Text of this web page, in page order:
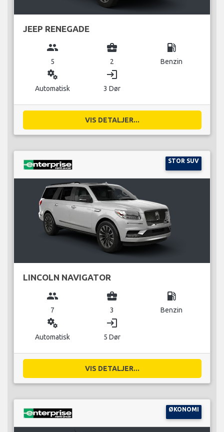
JEEP RENEGADE
group
5
business_center
2
local_gas_station
Benzin
miscellaneous_services
Automatisk
login
3 Dør
VIS DETALJER...
STOR SUV
LINCOLN NAVIGATOR
group
7
business_center
3
local_gas_station
Benzin
miscellaneous_services
Automatisk
login
5 Dør
VIS DETALJER...
ØKONOMI